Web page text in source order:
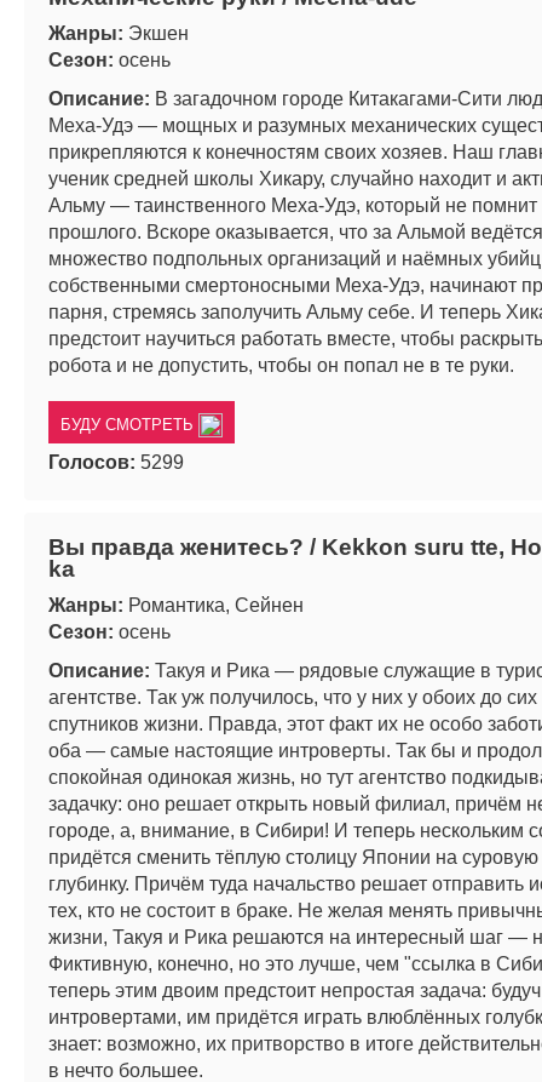
Жанры: Экшен
Сезон: осень
Описание: В загадочном городе Китакагами-Сити
Меха-Удэ — мощных и разумных механических
прикрепляются к конечностям своих хозяев. Наш
ученик средней школы Хикару, случайно находит и
Альму — таинственного Меха-Удэ, который не помнит
прошлого. Вскоре оказывается, что за Альмой
множество подпольных организаций и наёмных
собственными смертоносными Меха-Удэ, начинают
парня, стремясь заполучить Альму себе. И теперь
предстоит научиться работать вместе, чтобы
робота и не допустить, чтобы он попал не в те руки.
БУДУ СМОТРЕТЬ
Голосов: 5299
Вы правда женитесь? / Kekkon suru tte,
ka
Жанры: Романтика, Сейнен
Сезон: осень
Описание: Такуя и Рика — рядовые служащие в
агентстве. Так уж получилось, что у них у обоих до сих
спутников жизни. Правда, этот факт их не особо
оба — самые настоящие интроверты. Так бы и
спокойная одинокая жизнь, но тут агентство
задачку: оно решает открыть новый филиал, причём
городе, а, внимание, в Сибири! И теперь нескольким
придётся сменить тёплую столицу Японии на
глубинку. Причём туда начальство решает отправить
тех, кто не состоит в браке. Не желая менять
жизни, Такуя и Рика решаются на интересный шаг —
Фиктивную, конечно, но это лучше, чем "ссылка в
теперь этим двоим предстоит непростая задача:
интровертами, им придётся играть влюблённых
знает: возможно, их притворство в итоге
в нечто большее.